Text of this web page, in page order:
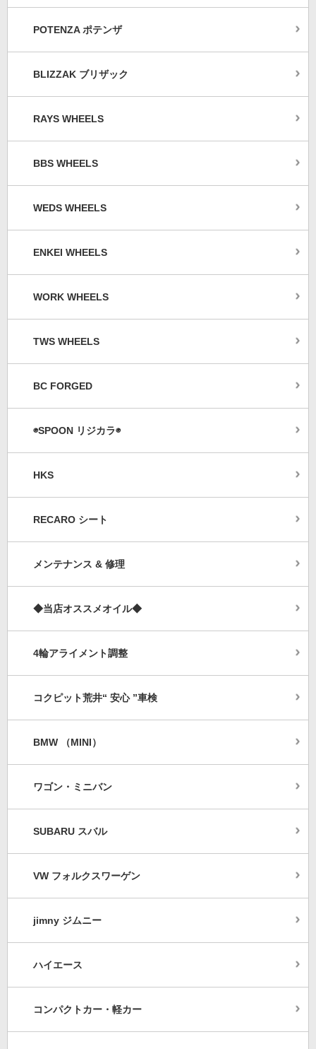
POTENZA ポテンザ
BLIZZAK ブリザック
RAYS WHEELS
BBS WHEELS
WEDS WHEELS
ENKEI WHEELS
WORK WHEELS
TWS WHEELS
BC FORGED
◉SPOON リジカラ◉
HKS
RECARO シート
メンテナンス & 修理
◆当店オススメオイル◆
4輪アライメント調整
コクピット荒井“ 安心 ”車検
BMW （MINI）
ワゴン・ミニバン
SUBARU スバル
VW フォルクスワーゲン
jimny ジムニー
ハイエース
コンパクトカー・軽カー